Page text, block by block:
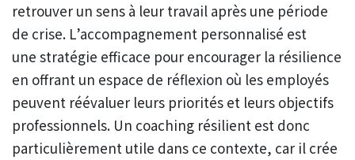
retrouver un sens à leur travail après une période
de crise. L’accompagnement personnalisé est
une stratégie efficace pour encourager la résilience
en offrant un espace de réflexion où les employés
peuvent réévaluer leurs priorités et leurs objectifs
professionnels. Un coaching résilient est donc
particulièrement utile dans ce contexte, car il crée